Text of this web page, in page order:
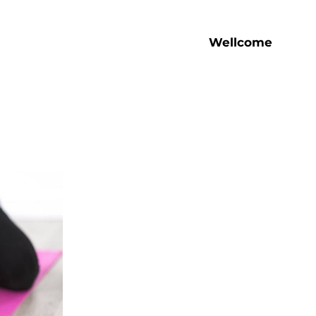
Wellcome